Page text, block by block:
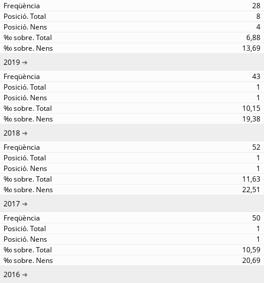
28
8
4
6,88
13,69
2019
43
1
1
10,15
19,38
2018
52
1
1
11,63
22,51
2017
50
1
1
10,59
20,69
2016